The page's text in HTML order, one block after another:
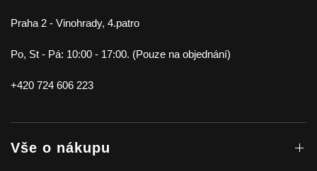
Praha 2 - Vinohrady, 4.patro
Po, St - Pá: 10:00 - 17:00. (Pouze na objednání)
+420 724 606 223
Vše o nákupu